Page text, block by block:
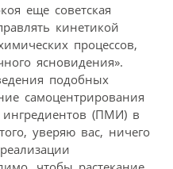
еще советская
кинетикой
процессов,
ясновидения».
подобных
самоцентрирования
ингредиентов (ПМИ) в
уверяю вас, ничего